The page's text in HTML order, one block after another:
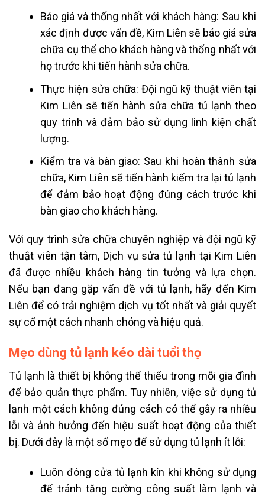
Báo giá và thống nhất với khách hàng: Sau khi
xác định được vấn đề, Kim Liên sẽ báo giá sửa
chữa cụ thể cho khách hàng và thống nhất với
họ trước khi tiến hành sửa chữa.
Thực hiện sửa chữa: Đội ngũ kỹ thuật viên tại
Kim Liên sẽ tiến hành sửa chữa tủ lạnh theo
quy trình và đảm bảo sử dụng linh kiện chất
lượng.
Kiểm tra và bàn giao: Sau khi hoàn thành sửa
chữa, Kim Liên sẽ tiến hành kiểm tra lại tủ lạnh
để đảm bảo hoạt động đúng cách trước khi
bàn giao cho khách hàng.
Với quy trình sửa chữa chuyên nghiệp và đội ngũ kỹ
thuật viên tận tâm, Dịch vụ sửa tủ lạnh tại Kim Liên
đã được nhiều khách hàng tin tưởng và lựa chọn.
Nếu bạn đang gặp vấn đề với tủ lạnh, hãy đến Kim
Liên để có trải nghiệm dịch vụ tốt nhất và giải quyết
sự cố một cách nhanh chóng và hiệu quả.
Mẹo dùng tủ lạnh kéo dài tuổi thọ
Tủ lạnh là thiết bị không thể thiếu trong mỗi gia đình
để bảo quản thực phẩm. Tuy nhiên, việc sử dụng tủ
lạnh một cách không đúng cách có thể gây ra nhiều
lỗi và ảnh hưởng đến hiệu suất hoạt động của thiết
bị. Dưới đây là một số mẹo để sử dụng tủ lạnh ít lỗi:
Luôn đóng cửa tủ lạnh kín khi không sử dụng
để tránh tăng cường công suất làm lạnh và